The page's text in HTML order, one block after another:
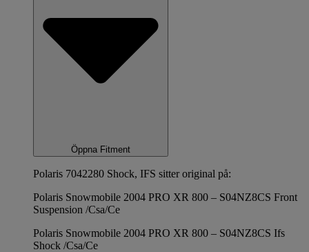
Öppna Fitment
Polaris 7042280 Shock, IFS sitter original på:
Polaris Snowmobile 2004 PRO XR 800 – S04NZ8CS Front
Suspension /Csa/Ce
Polaris Snowmobile 2004 PRO XR 800 – S04NZ8CS Ifs
Shock /Csa/Ce